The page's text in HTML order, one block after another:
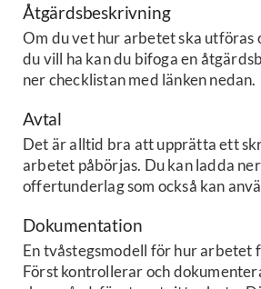
Åtgärdsbeskrivning
Om du vet hur arbetet ska utföras
du vill ha kan du bifoga en
ner checklistan med länken nedan.
Avtal
Det är alltid bra att upprätta ett
arbetet påbörjas. Du kan ladda
offertunderlag som också kan
Dokumentation
En tvåstegsmodell för hur arbetet
Först kontrollerar och